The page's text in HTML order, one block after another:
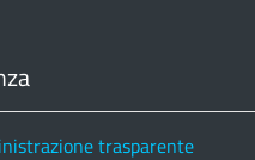
trasparente